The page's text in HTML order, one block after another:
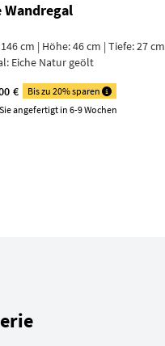
Wandregal
cm | Höhe: 46 cm | Tiefe: 27 cm
Eiche Natur geölt
€
Bis zu 20% sparen
angefertigt in 6-9 Wochen